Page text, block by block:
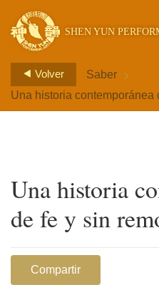
SHEN YUN
Volver Saber >
Una historia contemporánea
Una historia
de fe y sin
Compartir